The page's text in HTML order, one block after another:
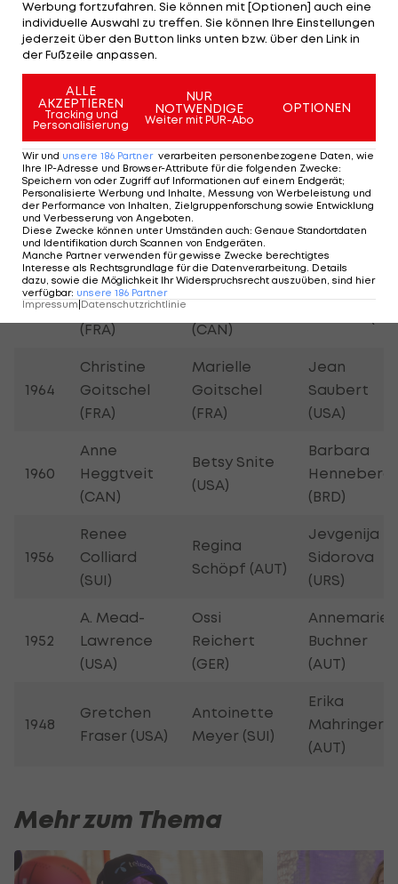
1980
Hanni
Wenzel (LIE)
Christa
Kinshofer
Erika Hess
(SUI)
1976
Rosi
Mittermeier
(BRD)
Claudia
Giordani
(ITA)
Hanni
1972
Barbara
Ann
Cochran
(USA)
Daniele
Debernard
(FRA)
Florence
1968
Marielle
Goitschel
(FRA)
Nancy
Greene
(CAN)
1964
Christine
Goitschel
(FRA)
Marielle
Goitschel
(FRA)
Jean
Saubert
(USA)
1960
Anne
Heggtveit
(CAN)
Betsy Snite
(USA)
Barbara
(BRD)
1956
Renee
Colliard
(SUI)
Regina
Schöpf (AUT)
Jevgenija
Sidorova
(URS)
1952
A. Mead-
Lawrence
(USA)
Ossi
Reichert
(GER)
Annemarie
Buchner
(AUT)
1948
Gretchen
Fraser (USA)
Antoinette
Meyer (SUI)
Erika
Mahringer
(AUT)
Mehr zum Thema
Werbung fortzufahren. Sie können mit [Optionen] auch eine
individuelle Auswahl zu treffen. Sie können Ihre Einstellungen
jederzeit über den Button links unten bzw. über den Link in
der Fußzeile anpassen.
ALLE
AKZEPTIEREN
Tracking und
Personalisierung
NUR
NOTWENDIGE
Weiter mit PUR-Abo
OPTIONEN
Wir und unsere 186 Partner verarbeiten personenbezogene Daten, wie
Ihre IP-Adresse und Browser-Attribute für die folgenden Zwecke:
Speichern von oder Zugriff auf Informationen auf einem Endgerät;
Personalisierte Werbung und Inhalte, Messung von Werbeleistung und
der Performance von Inhalten, Zielgruppenforschung sowie Entwicklung
und Verbesserung von Angeboten.
Diese Zwecke können unter Umständen auch: Genaue Standortdaten
und Identifikation durch Scannen von Endgeräten.
Manche Partner verwenden für gewisse Zwecke berechtigtes
Interesse als Rechtsgrundlage für die Datenverarbeitung. Details
dazu, sowie die Möglichkeit Ihr Widerspruchsrecht auszuüben, sind hier
verfügbar: unsere 186 Partner
Impressum Datenschutzrichtlinie